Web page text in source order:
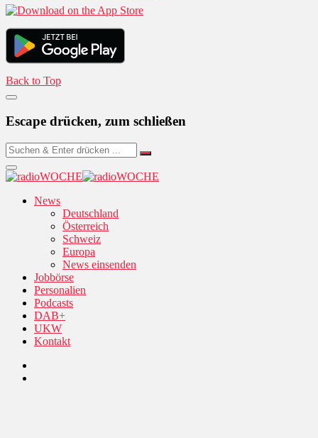
Back to Top
Escape drücken, zum schließen
News
Deutschland
Österreich
Schweiz
Europa
News einsenden
Jobbörse
Personalien
Podcasts
DAB+
UKW
Kontakt